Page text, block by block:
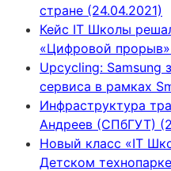
стране (24.04.2021)
Кейс IT Школы
«Цифровой прорыв»
Upcycling: Samsung
сервиса в рамках
Инфраструктура
Андреев (СПбГУТ)
Новый класс «IT
Детском